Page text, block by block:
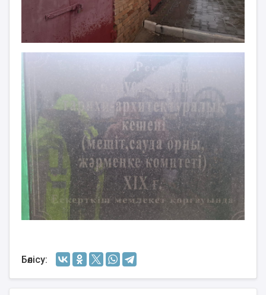
Бөлісу: